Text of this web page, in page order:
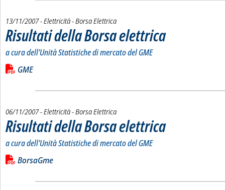
13/11/2007- Elettricità - Borsa Elettrica
Risultati della Borsa elettrica. Sottotitolo: a cura
. Pubblicata martedì 13
a cura dell'Unità Statistiche di mercato del GME
Leggi tutta la notizia: 'Risultati della Borsa elettrica '
Lista allegati PDF alla notizia
GME
06/11/2007- Elettricità - Borsa Elettrica
Risultati della Borsa elettrica. Sottotitolo: a cura
. Pubblicata martedì 06
a cura dell'Unità Statistiche di mercato del GME
Leggi tutta la notizia: 'Risultati della Borsa elettrica'
Lista allegati PDF alla notizia
BorsaGme